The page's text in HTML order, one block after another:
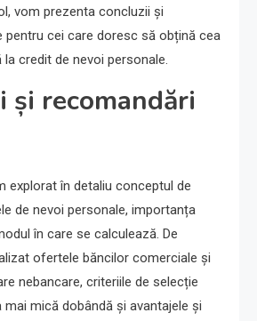
vom prezenta concluzii și
pentru cei care doresc să obțină cea
credit de nevoi personale.
și recomandări
explorat în detaliu conceptul de
de nevoi personale, importanța
în care se calculează. De
ofertele băncilor comerciale și
nebancare, criteriile de selecție
mai mică dobândă și avantajele și